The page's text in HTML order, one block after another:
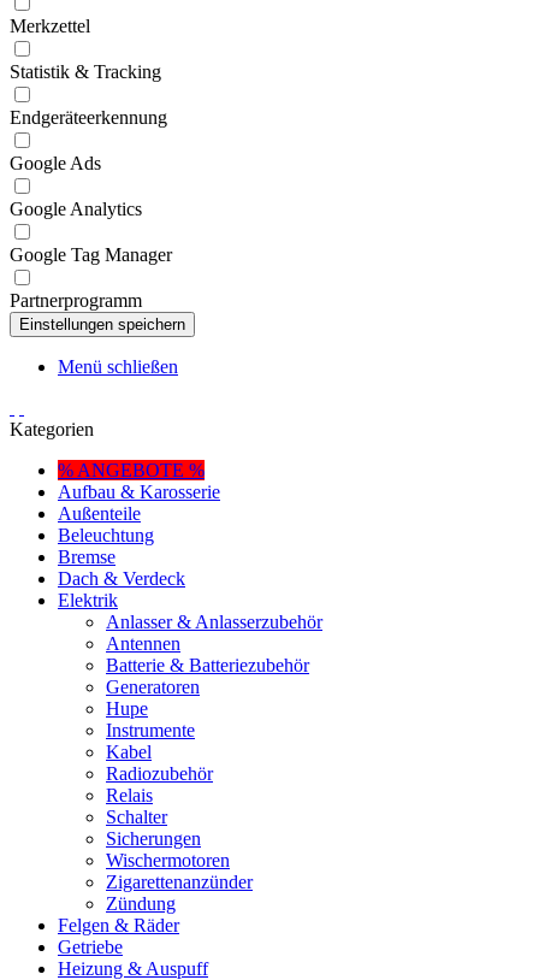
Merkzettel
Statistik & Tracking
Endgeräteerkennung
Google Ads
Google Analytics
Google Tag Manager
Partnerprogramm
Menü schließen
Kategorien
% ANGEBOTE %
Aufbau & Karosserie
Außenteile
Beleuchtung
Bremse
Dach & Verdeck
Elektrik
Anlasser & Anlasserzubehör
Antennen
Batterie & Batteriezubehör
Generatoren
Hupe
Instrumente
Kabel
Radiozubehör
Relais
Schalter
Sicherungen
Wischermotoren
Zigarettenanzünder
Zündung
Felgen & Räder
Getriebe
Heizung & Auspuff